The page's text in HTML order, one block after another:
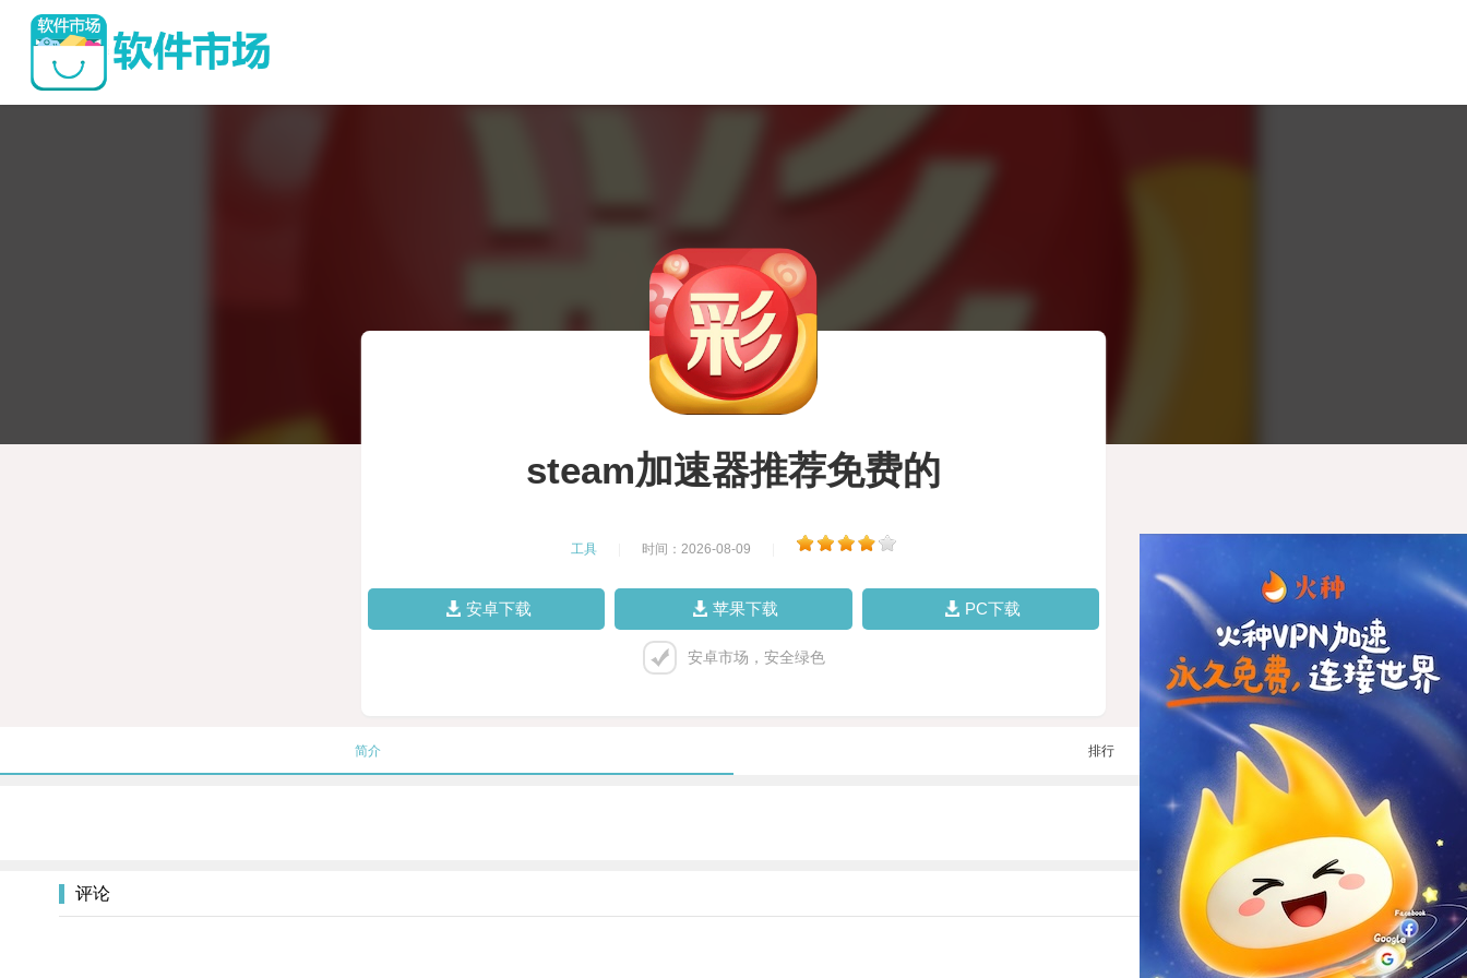
steam加速器推荐免费的
工具 时间：2026-08-09
安卓下载 苹果下载 PC下载
安卓市场，安全绿色
简介 排行
评论